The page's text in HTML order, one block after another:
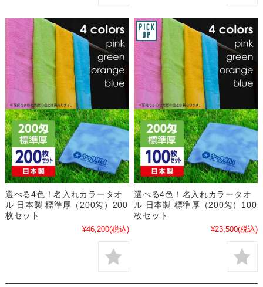
選べる4色！名入れカラータオ
ル 日本製 標準厚（200匁）200
枚セット
¥46,200(税込)
選べる4色！名入れカラータオ
ル 日本製 標準厚（200匁）100
枚セット
¥23,500(税込)